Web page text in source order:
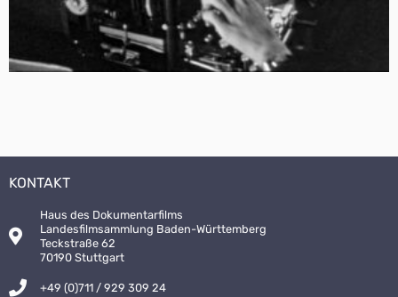
KONTAKT
Haus des Dokumentarfilms
Landesfilmsammlung Baden-Württemberg
Teckstraße 62
70190 Stuttgart
+49 (0)711 / 929 309 24